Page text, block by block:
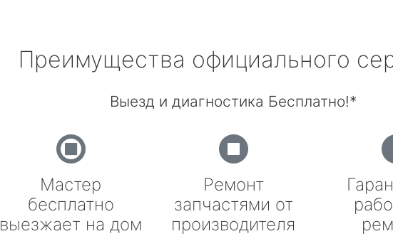
Преимущества официального
Выезд и диагностика Бесплатно!*
Мастер
бесплатно
выезжает на дом
Ремонт
запчастями от
производителя